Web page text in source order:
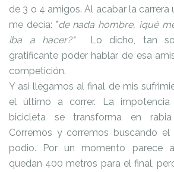
de 3 o 4 amigos. Al acabar la carrera
me decía: "de nada hombre, ¡qué
iba a hacer?"Lo dicho, tan
gratificante poder hablar de esa
competición.
Y asi llegamos al final de mis
el último a correr. La
bicicleta se transforma en
Corremos y corremos buscando
podio. Por un momento parece
quedan 400 metros para el final,